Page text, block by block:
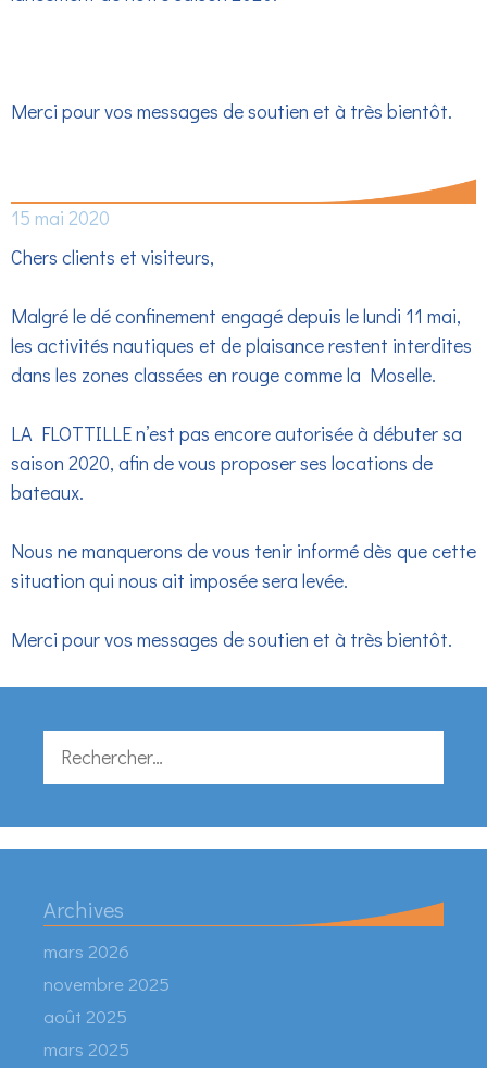
Merci pour vos messages de soutien et à très bientôt.
15 mai 2020
Chers clients et visiteurs,
Malgré le dé confinement engagé depuis le lundi 11 mai,
les activités nautiques et de plaisance restent interdites
dans les zones classées en rouge comme la Moselle.
LA FLOTTILLE n’est pas encore autorisée à débuter sa
saison 2020, afin de vous proposer ses locations de
bateaux.
Nous ne manquerons de vous tenir informé dès que cette
situation qui nous ait imposée sera levée.
Merci pour vos messages de soutien et à très bientôt.
Rechercher :
Archives
mars 2026
novembre 2025
août 2025
mars 2025